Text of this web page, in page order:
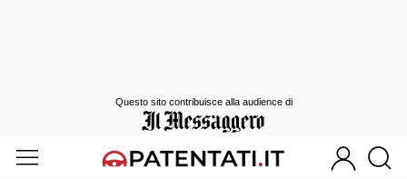
Questo sito contribuisce alla audience di